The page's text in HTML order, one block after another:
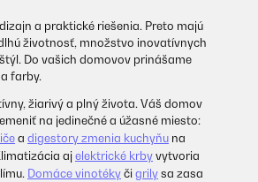
a praktické riešenia. Preto majú
životnosť, množstvo inovatívnych
Do vašich domovov prinášame
farby.
žiarivý a plný života. Váš domov
na jedinečné a úžasné miesto:
a digestory zmenia kuchyňu na
aj elektrické krbyvytvoria
Domáce vinotékyči grilysa zasa